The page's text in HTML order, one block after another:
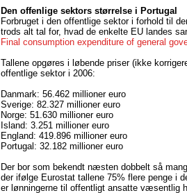
Den offenlige sektors størrelse i Portugal
Forbruget i den offentlige sektor i forhold til
trods alt tal for, hvad de enkelte EU landes
Final consumption expenditure of general
Tallene opgøres i løbende priser (ikke
offentlige sektor i 2006:
Danmark: 56.462 millioner euro
Sverige: 82.327 millioner euro
Norge: 51.630 millioner euro
Island: 3.251 millioner euro
England: 419.896 millioner euro
Portugal: 32.182 millioner euro
Der bor som bekendt næsten dobbelt så
der ifølge Eurostat tallene 75% flere penge i
er lønningerne til offentligt ansatte væsentlig